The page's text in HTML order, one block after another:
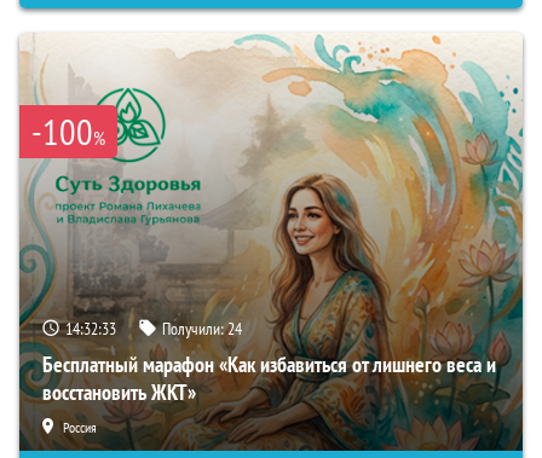
-100%
14:32:32 Получили:24
Бесплатный марафон «Как избавиться от лишнего веса и
восстановить ЖКТ»
Россия